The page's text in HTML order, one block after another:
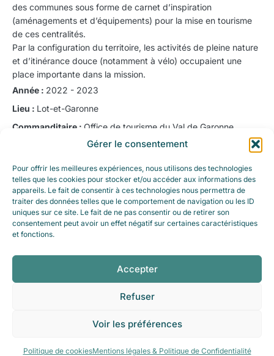
Gérer le consentement
Pour offrir les meilleures expériences, nous utilisons des technologies
telles que les cookies pour stocker et/ou accéder aux informations des
appareils. Le fait de consentir à ces technologies nous permettra de
traiter des données telles que le comportement de navigation ou les ID
uniques sur ce site. Le fait de ne pas consentir ou de retirer son
consentement peut avoir un effet négatif sur certaines caractéristiques
et fonctions.
Accepter
Refuser
Voir les préférences
Politique de cookiesMentions légales & Politique de Confidentialité
des communes sous forme de carnet d’inspiration
(aménagements et d’équipements) pour la mise en tourisme
de ces centralités.
Par la configuration du territoire, les activités de pleine nature
et d’itinérance douce (notamment à vélo) occupaient une
place importante dans la mission.
Année : 2022 - 2023
Lieu : Lot-et-Garonne
Commanditaire : Office de tourisme du Val de Garonne
GéoSystème
Budget : 49 525 € HT
Retour aux références